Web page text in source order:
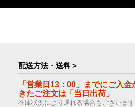
配送方法・送料 >
「営業日13：00」までにご入金
きたご注文は「当日出荷」
在庫状況により遅れる場合もございます